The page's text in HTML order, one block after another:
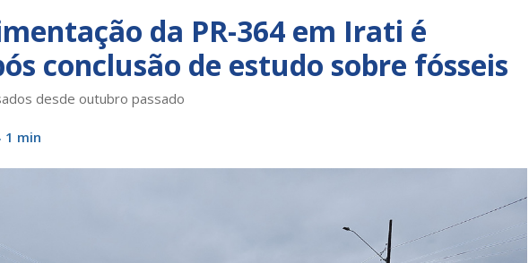
da PR-364 em Irati é
conclusão de estudo sobre fósseis
desde outubro passado
1 min